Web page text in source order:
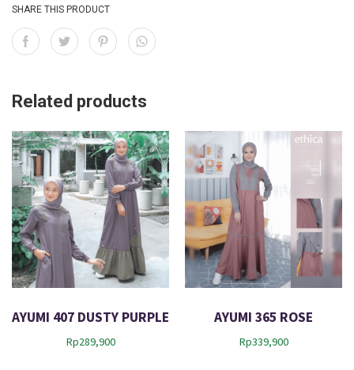
SHARE THIS PRODUCT
Related products
AYUMI 407 DUSTY PURPLE
Rp289,900
AYUMI 365 ROSE
Rp339,900